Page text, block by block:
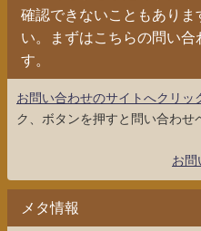
確認できないこともありま
い。まずはこちらの問い合
す。
お問い合わせのサイトへクリッ
ク、ボタンを押すと問い合わせ
お問
メタ情報